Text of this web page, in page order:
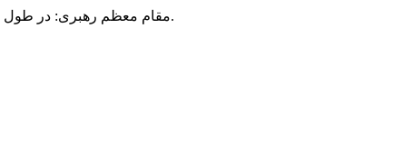
مقام معظم رهبری: در طول تاریخ، رنگ های گوناگون بر سیاست این کشور پهناور سایه افکند؛ اما رنگ ثابت مردم گیلان، رنگ ایمان بود.